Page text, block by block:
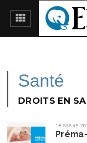
Santé
DROITS EN
18 MARS